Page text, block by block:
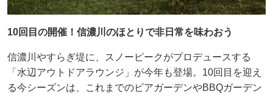
10回目の開催！信濃川のほとりで非日常を味わおう
信濃川やすらぎ堤に、スノーピークがプロデュースする
「水辺アウトドアラウンジ」が今年も登場。10回目を迎え
る今シーズンは、これまでのビアガーデンやBBQガーデン